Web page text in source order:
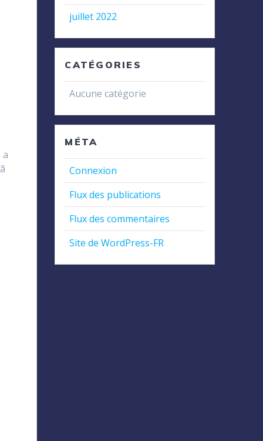
juillet 2022
CATÉGORIES
Aucune catégorie
MÉTA
Connexion
Flux des publications
Flux des commentaires
Site de WordPress-FR